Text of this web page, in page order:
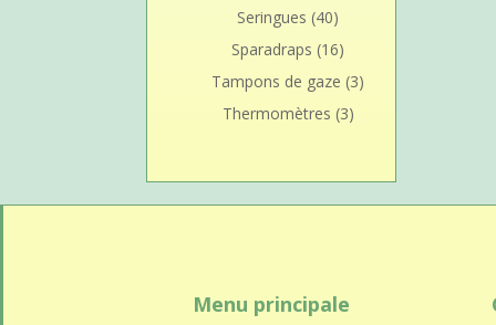
Seringues (40)
Sparadraps (16)
Tampons de gaze (3)
Thermomètres (3)
Menu principale